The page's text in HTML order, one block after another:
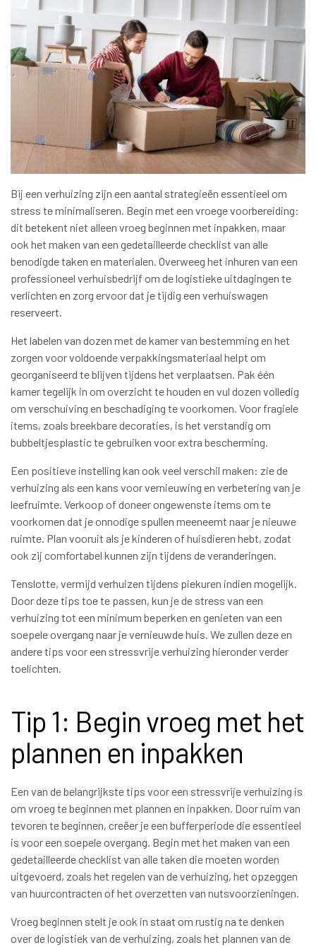
Bij een verhuizing zijn een aantal strategieën essentieel om
stress te minimaliseren. Begin met een vroege voorbereiding:
dit betekent niet alleen vroeg beginnen met inpakken, maar
ook het maken van een gedetailleerde checklist van alle
benodigde taken en materialen. Overweeg het inhuren van een
professioneel verhuisbedrijf om de logistieke uitdagingen te
verlichten en zorg ervoor dat je tijdig een verhuiswagen
reserveert.
Het labelen van dozen met de kamer van bestemming en het
zorgen voor voldoende verpakkingsmateriaal helpt om
georganiseerd te blijven tijdens het verplaatsen. Pak één
kamer tegelijk in om overzicht te houden en vul dozen volledig
om verschuiving en beschadiging te voorkomen. Voor fragiele
items, zoals breekbare decoraties, is het verstandig om
bubbeltjesplastic te gebruiken voor extra bescherming.
Een positieve instelling kan ook veel verschil maken: zie de
verhuizing als een kans voor vernieuwing en verbetering van je
leefruimte. Verkoop of doneer ongewenste items om te
voorkomen dat je onnodige spullen meeneemt naar je nieuwe
ruimte. Plan vooruit als je kinderen of huisdieren hebt, zodat
ook zij comfortabel kunnen zijn tijdens de veranderingen.
Tenslotte, vermijd verhuizen tijdens piekuren indien mogelijk.
Door deze tips toe te passen, kun je de stress van een
verhuizing tot een minimum beperken en genieten van een
soepele overgang naar je vernieuwde huis. We zullen deze en
andere tips voor een stressvrije verhuizing hieronder verder
toelichten.
Tip 1: Begin vroeg met het
plannen en inpakken
Een van de belangrijkste tips voor een stressvrije verhuizing is
om vroeg te beginnen met plannen en inpakken. Door ruim van
tevoren te beginnen, creëer je een bufferperiode die essentieel
is voor een soepele overgang. Begin met het maken van een
gedetailleerde checklist van alle taken die moeten worden
uitgevoerd, zoals het regelen van de verhuizing, het opzeggen
van huurcontracten of het overzetten van nutsvoorzieningen.
Vroeg beginnen stelt je ook in staat om rustig na te denken
over de logistiek van de verhuizing, zoals het plannen van de